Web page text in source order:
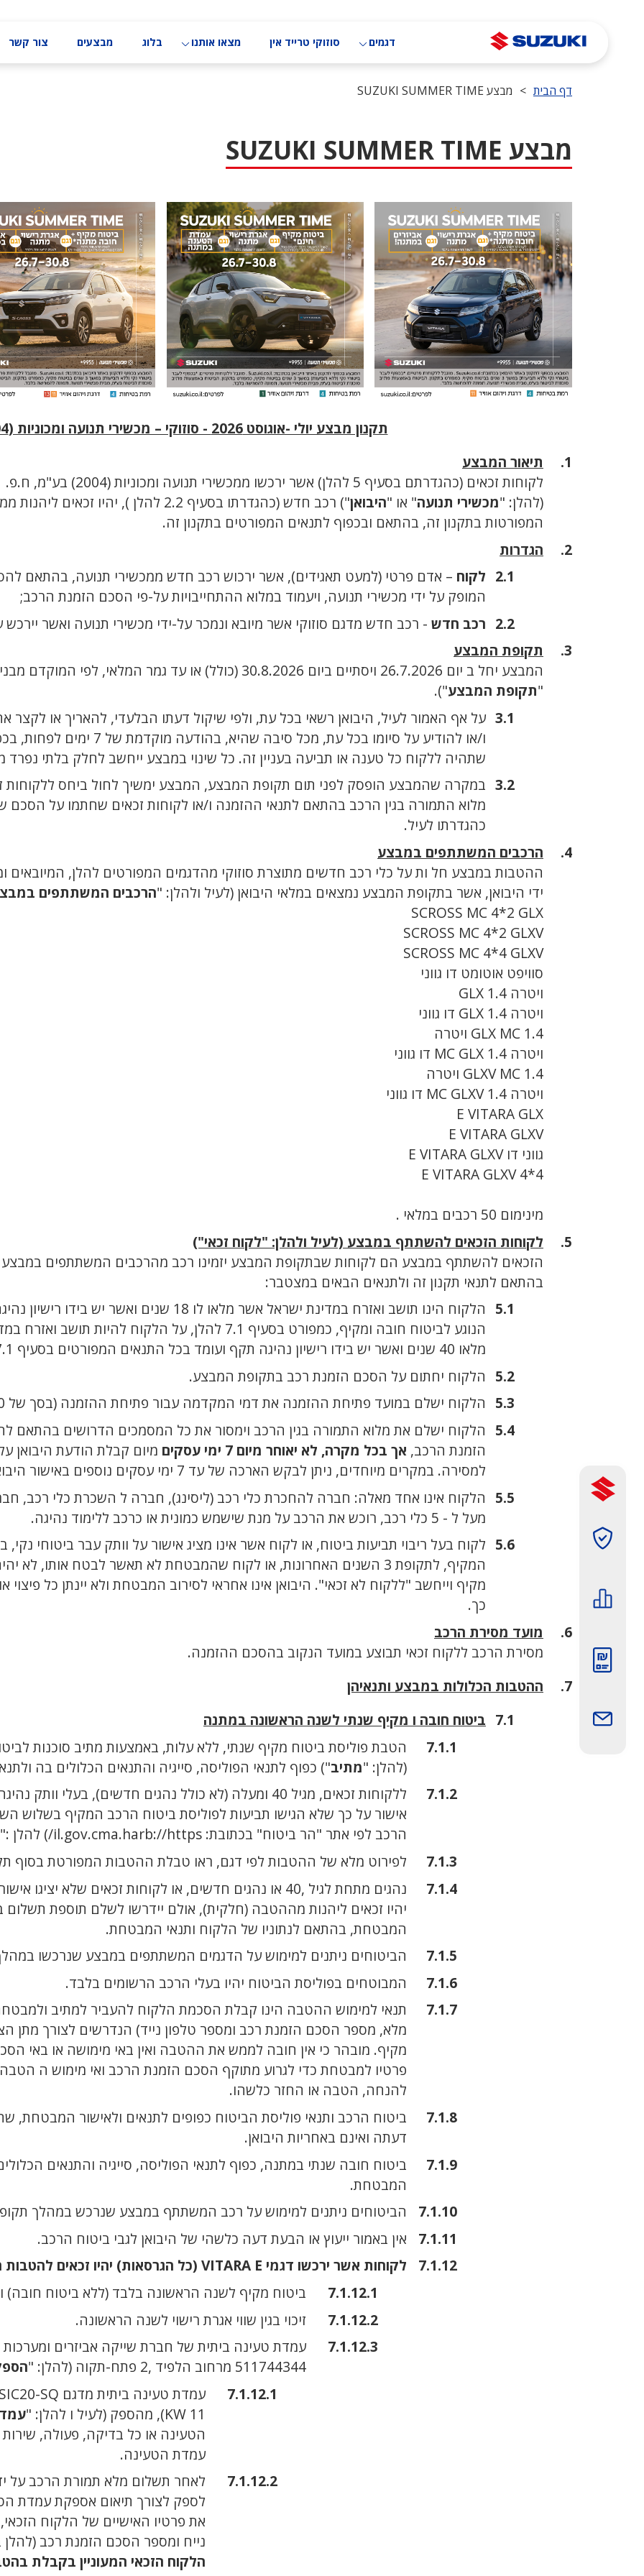
דגמים סוזוקי טרייד אין מצאו אותנו בלוג מבצעים צור קשר
דף הבית > מבצע SUZUKI SUMMER TIME
מבצע SUZUKI SUMMER TIME
תקנון מבצע יולי -אוגוסט 2026 - סוזוקי – מכשירי תנועה ומכוניות (2004) בע"מ
תיאור המבצע
לקוחות זכאים (כהגדרתם בסעיף 5 להלן) אשר ירכשו ממכשירי תנועה ומכוניות (2004) בע"מ, ח.פ. 513619601
(להלן: "מכשירי תנועה" או "היבואן") רכב חדש (כהגדרתו בסעיף 2.2 להלן ), יהיו זכאים ליהנות ממגוון ההטבות
המפורטות בתקנון זה, בהתאם ובכפוף לתנאים המפורטים בתקנון זה.
הגדרות
לקוח – אדם פרטי (למעט תאגידים), אשר ירכוש רכב חדש ממכשירי תנועה, בהתאם
המופק על ידי מכשירי תנועה, ויעמוד במלוא ההתחייבויות על-פי הסכם הזמנת הרכב;
רכב חדש - רכב חדש מדגם סוזוקי אשר מיובא ונמכר על-ידי מכשירי תנועה ואשר יירכש
תקופת המבצע
המבצע יחל ב יום 26.7.2026 ויסתיים ביום 30.8.2026 (כולל) או עד גמר המלאי, לפי המוקדם מבניהם (להלן:
"תקופת המבצע").
על אף האמור לעיל, היבואן רשאי בכל עת, ולפי שיקול דעתו הבלעדי, להאריך או
ו/או להודיע על סיומו בכל עת, מכל סיבה שהיא, בהודעה מוקדמת של 7 ימים לפחות, בכפוף לדין, ומבלי
שתהיה ללקוח כל טענה או תביעה בעניין זה. כל שינוי במבצע ייחשב לחלק בלתי נפרד
במקרה שהמבצע הופסק לפני תום תקופת המבצע, המבצע ימשיך לחול ביחס ללקוחות
מלוא התמורה בגין הרכב בהתאם לתנאי ההזמנה ו/או לקוחות זכאים שחתמו על הסכם
כהגדרתו לעיל.
הרכבים המשתתפים במבצע
ההטבות במבצע חל ות על כלי רכב חדשים מתוצרת סוזוקי מהדגמים המפורטים להלן, המיובאים
ידי היבואן, אשר בתקופת המבצע נמצאים במלאי היבואן (לעיל ולהלן: "הרכבים המשתתפים
SCROSS MC 4*2 GLX
SCROSS MC 4*2 GLXV
SCROSS MC 4*4 GLXV
סוויפט אוטומט דו גווני
ויטרה 1.4 GLX
ויטרה 1.4 GLX דו גווני
GLX MC 1.4 ויטרה
ויטרה 1.4 MC GLX דו גווני
GLXV MC 1.4 ויטרה
ויטרה 1.4 MC GLXV דו גווני
E VITARA GLX
E VITARA GLXV
גווני דו E VITARA GLXV
E VITARA GLXV 4*4
מינימום 50 רכבים במלאי .
לקוחות הזכאים להשתתף במבצע (לעיל ולהלן: "לקוח זכאי")
הזכאים להשתתף במבצע הם לקוחות שבתקופת המבצע יזמינו רכב מהרכבים המשתתפים במבצע
בהתאם לתנאי תקנון זה ולתנאים הבאים במצטבר:
הלקוח הינו תושב ואזרח במדינת ישראל אשר מלאו לו 18 שנים ואשר יש בידו רישיון נהיגה תקף. בכל
הנוגע לביטוח חובה ומקיף, כמפורט בסעיף 7.1 להלן, על הלקוח להיות תושב ואזרח במדינת ישראל אשר
מלאו 40 שנים ואשר יש בידו רישיון נהיגה תקף ועומד בכל התנאים המפורטים בסעיף 7.1 להלן.
הלקוח יחתום על הסכם הזמנת רכב בתקופת המבצע.
הלקוח ישלם במועד פתיחת ההזמנה את דמי המקדמה עבור פתיחת ההזמנה (בסך של 2,000 ₪).
הלקוח ישלם את מלוא התמורה בגין הרכב וימסור את כל המסמכים הדרושים בהתאם
הזמנת הרכב, אך בכל מקרה, לא יאוחר מיום 7 ימי עסקים
מיום קבלת הודעת היבואן
למסירה. במקרים מיוחדים, ניתן לבקש הארכה של עד 7 ימי עסקים נוספים באישור היבואן.
הלקוח אינו אחד מאלה: חברה להחכרת כלי רכב (ליסינג), חברה ל השכרת כלי רכב,
מעל ל - 5 כלי רכב, רוכש את הרכב על מנת שישמש כמונית או כרכב ללימוד נהיגה.
לקוח בעל ריבוי תביעות ביטוח, או לקוח אשר אינו מציג אישור על וותק עבר ביטוחי נקי,
המקיף, לתקופת 3 השנים האחרונות, או לקוח שהמבטחת לא תאשר לבטח אותו, לא יהיה זכאי לביטוח
מקיף וייחשב "ללקוח לא זכאי". היבואן אינו אחראי לסירוב המבטחת ולא יינתן כל פיצוי
כך.
מועד מסירת הרכב
מסירת הרכב ללקוח זכאי תבוצע במועד הנקוב בהסכם ההזמנה.
ההטבות הכלולות במבצע ותנאיהן
ביטוח חובה ו מקיף שנתי לשנה הראשונה במתנה
הטבת פוליסת ביטוח מקיף שנתי, ללא עלות, באמצעות מתיב סוכנות לביטוח בע"מ,
(להלן: "מתיב") כפוף לתנאי הפוליסה, סייגיה והתנאים הכלולים בה
ללקוחות זכאים, מגיל 40 ומעלה (לא כולל נהגים חדשים), בעלי וותק נהיגה של מעל שנה, שיציגו
אישור על כך שלא הגישו תביעות לפוליסת ביטוח הרכב המקיף בשלוש
הרכב לפי אתר "הר ביטוח" בכתובת: il.gov.cma.harb://https/) להלן :"
לפירוט מלא של ההטבות לפי דגם, ראו טבלת ההטבות המפורטת בסוף
נהגים מתחת לגיל ,40 או נהגים חדשים, או לקוחות זכאים שלא יציגו אישור על עבר ביטוחי נקי,
יהיו זכאים ליהנות מההטבה (חלקית), אולם יידרשו לשלם תוספת תשלום
המבטחת, בהתאם לנתוניו של הלקוח ותנאי המבטחת.
הביטוחים ניתנים למימוש על הדגמים המשתתפים במבצע שנרכשו
המבוטחים בפוליסת הביטוח יהיו בעלי הרכב הרשומים בלבד.
תנאי למימוש ההטבה הינו קבלת הסכמת הלקוח להעביר למתיב
מלא, מספר הסכם הזמנת רכב ומספר טלפון נייד) הנדרשים לצורך מתן
מקיף. מובהר כי אין חובה לממש את ההטבה ואין באי מימושה או באי
פרטיו למבטחת כדי לגרוע מתוקף הסכם הזמנת הרכב ואי מימוש ה הטבה
להנחה, הטבה או החזר כלשהו.
ביטוח הרכב ותנאי פוליסת הביטוח כפופים לתנאים ולאישור המבטחת,
דעתה ואינם באחריות היבואן.
ביטוח חובה שנתי במתנה, כפוף לתנאי הפוליסה, סייגיה והתנאים
המבטחת.
הביטוחים ניתנים למימוש על רכב המשתתף במבצע שנרכש במהלך
אין באמור ייעוץ או הבעת דעה כלשהי של היבואן לגבי ביטוח הרכב.
לקוחות אשר ירכשו דגמי VITARA E (כל הגרסאות) יהיו זכאים להטבות הבאות בלבד:
ביטוח מקיף לשנה הראשונה בלבד (ללא ביטוח
זיכוי בגין שווי אגרת רישוי לשנה הראשונה.
עמדת טעינה ביתית של חברת שייקה אביזרים
511744344 מרחוב הלפיד ,2 פתח-תקוה (להלן: "
עמדת טעינה ביתית מדגם BASIC20-SQ (הספק טעינה ביתית מקסימלית
11 KW), מהספק (לעיל ו להלן: "
הטעינה או כל בדיקה, פעולה,
עמדת הטעינה.
לאחר תשלום מלא תמורת הרכב על
לספק לצורך תיאום אספקת עמדת
את פרטיו האישיים של הלקוח
נייח ומספר הסכם הזמנת רכב
הלקוח הזכאי המעוניין בקבלת
תמונה
תמונה
תמונה
תמונה